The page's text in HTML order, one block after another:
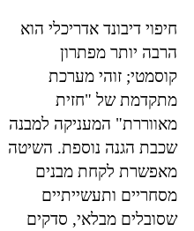
חיפוי דיבונד אדריכלי הוא
הרבה יותר מפתרון
קוסמטי; זוהי מערכת
מתקדמת של "חזית
מאווררת" המעניקה למבנה
שכבת הגנה נוספת. השיטה
מאפשרת לקחת מבנים
מסחריים ותעשייתיים
שסובלים מבלאי, סדקים